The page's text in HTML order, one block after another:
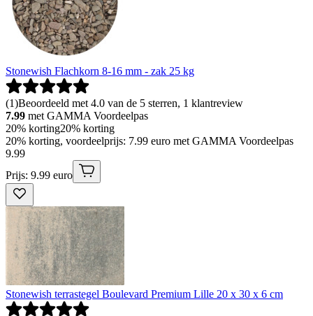
Stonewish Flachkorn 8-16 mm - zak 25 kg
(1)Beoordeeld met 4.0 van de 5 sterren, 1 klantreview
7.99 met GAMMA Voordeelpas
20% korting20% korting
20% korting, voordeelprijs: 7.99 euro met GAMMA Voordeelpas
9.99
Prijs: 9.99 euro
Stonewish terrastegel Boulevard Premium Lille 20 x 30 x 6 cm